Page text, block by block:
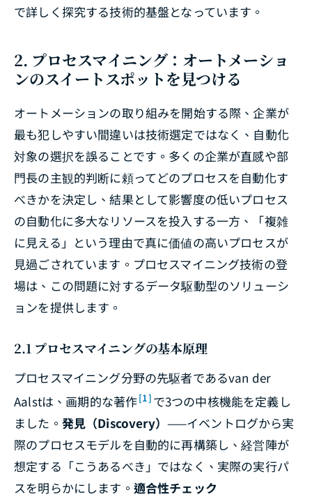
で詳しく探究する技術的基盤となっています。
2. プロセスマイニング：オートメーショ
ンのスイートスポットを見つける
オートメーションの取り組みを開始する際、企業が
最も犯しやすい間違いは技術選定ではなく、自動化
対象の選択を誤ることです。多くの企業が直感や部
門長の主観的判断に頼ってどのプロセスを自動化す
べきかを決定し、結果として影響度の低いプロセス
の自動化に多大なリソースを投入する一方、「複雑
に見える」という理由で真に価値の高いプロセスが
見過ごされています。プロセスマイニング技術の登
場は、この問題に対するデータ駆動型のソリューシ
ョンを提供します。
2.1 プロセスマイニングの基本原理
プロセスマイニング分野の先駆者であるvan der
Aalstは、画期的な著作[1] で3つの中核機能を定義し
ました。 発見（Discovery） ——イベントログから実
際のプロセスモデルを自動的に再構築し、経営陣が
想定する「こうあるべき」ではなく、実際の実行パ
スを明らかにします。 適合性チェック